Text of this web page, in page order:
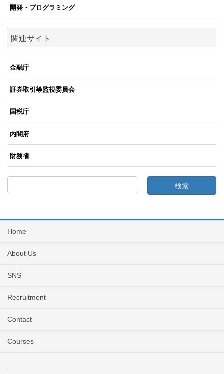
開発・プログラミング
関連サイト
金融庁
証券取引等監視委員会
国税庁
内閣府
財務省
Home
About Us
SNS
Recruitment
Contact
Courses